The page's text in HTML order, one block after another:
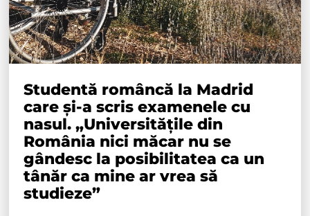
Studentă româncă la Madrid
care și-a scris examenele cu
nasul. „Universitățile din
România nici măcar nu se
gândesc la posibilitatea ca un
tânăr ca mine ar vrea să
studieze”